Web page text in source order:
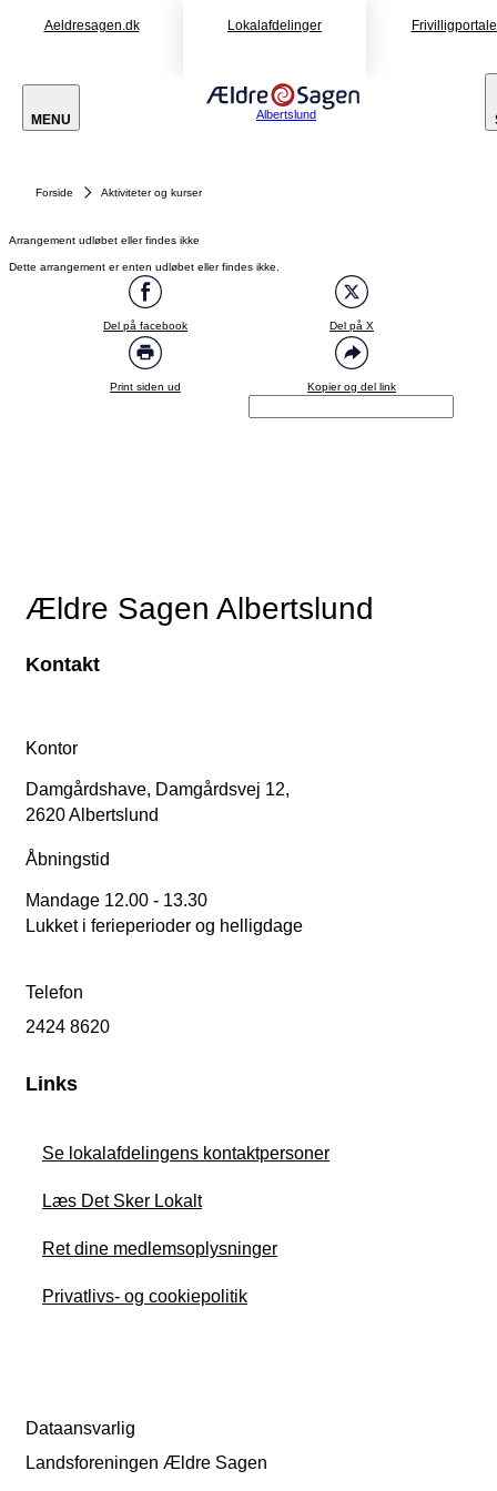
Aeldresagen.dk Lokalafdelinger
MENU Albertslund
Forside Aktiviteter og kurser
Arrangement udløbet eller findes ikke
Dette arrangement er enten udløbet eller findes ikke.
Del på facebook Del på X
Print siden ud Kopier og del link
Ældre Sagen Albertslund
Kontakt
Kontor
Damgårdshave, Damgårdsvej 12,
2620 Albertslund
Åbningstid
Mandage 12.00 - 13.30
Lukket i ferieperioder og helligdage
Telefon
2424 8620
Links
Se lokalafdelingens kontaktpersoner
Læs Det Sker Lokalt
Ret dine medlemsoplysninger
Privatlivs- og cookiepolitik
Dataansvarlig
Landsforeningen Ældre Sagen